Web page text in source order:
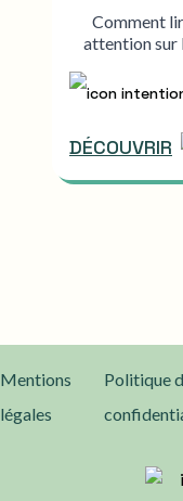
Comment
attention sur
DÉCOUVRIR
Mentions
légales
Politique